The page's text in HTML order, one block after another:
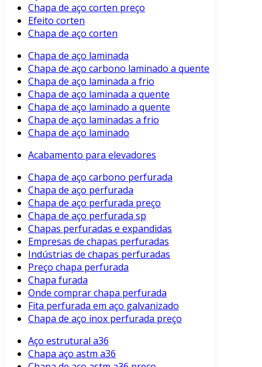
Chapa de aço corten preço
Efeito corten
Chapa de aço corten
Chapa de aço laminada
Chapa de aço carbono laminado a quente
Chapa de aço laminada a frio
Chapa de aço laminada a quente
Chapa de aço laminado a quente
Chapa de aço laminadas a frio
Chapa de aço laminado
Acabamento para elevadores
Chapa de aço carbono perfurada
Chapa de aço perfurada
Chapa de aço perfurada preço
Chapa de aço perfurada sp
Chapas perfuradas e expandidas
Empresas de chapas perfuradas
Indústrias de chapas perfuradas
Preço chapa perfurada
Chapa furada
Onde comprar chapa perfurada
Fita perfurada em aço galvanizado
Chapa de aço inox perfurada preço
Aço estrutural a36
Chapa aço astm a36